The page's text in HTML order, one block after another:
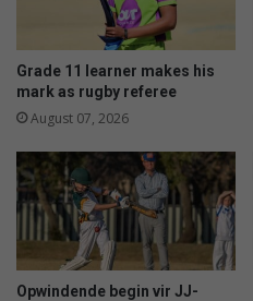
Grade 11 learner makes his
mark as rugby referee
August 07, 2026
Opwindende begin vir JJ-